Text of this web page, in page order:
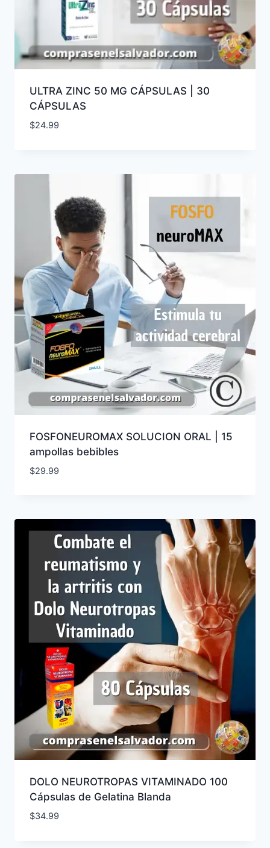
ULTRA ZINC 50 MG CÁPSULAS | 30
CÁPSULAS
$24.99
FOSFONEUROMAX SOLUCION ORAL | 15
ampollas bebibles
$29.99
DOLO NEUROTROPAS VITAMINADO 100
Cápsulas de Gelatina Blanda
$34.99